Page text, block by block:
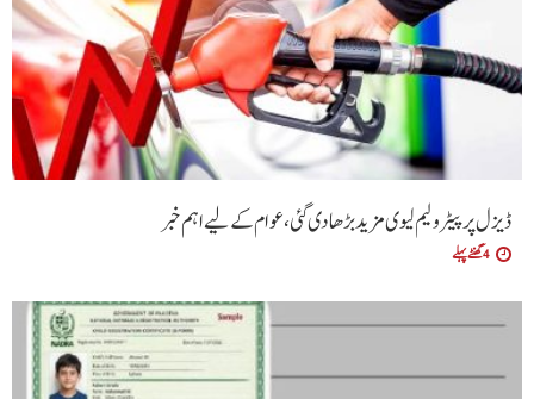
ڈیزل پر پیٹرولیم لیوی مزید بڑھا دی گئی،عوام کے لیے اہم خبر
4 گھنٹے پہلے